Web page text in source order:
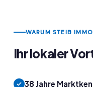
WARUM STEIB
Ihr lokaler
38 Jahre